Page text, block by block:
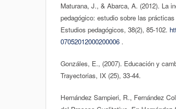
Maturana, J., & Abarca, A. (2012). La
pedagógico: estudio sobre las
Estudios pedagógicos, 38(2), 85-102.
07052012000200006 .
Gonzáles, E., (2007). Educación y
Trayectorias, IX (25), 33-44.
Hernández Sampieri, R., Fernández